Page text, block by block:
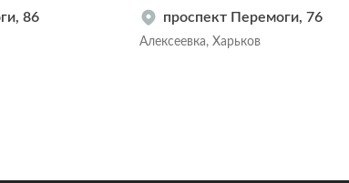
86 проспект Перемоги, 76
Алексеевка, Харьков